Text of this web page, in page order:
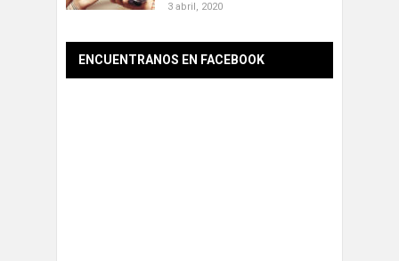
3 abril, 2020
ENCUENTRANOS EN FACEBOOK